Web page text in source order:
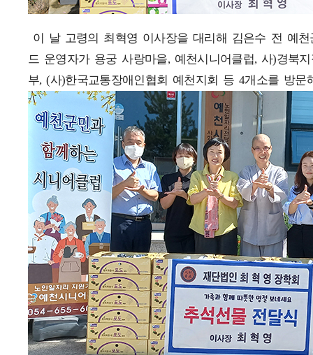
이 날 고령의 최혁영 이사장을 대리해 김은수 전 예
드 운영자가 용궁 사랑마을, 예천시니어클럽, 사)경북
부, (사)한국교통장애인협회 예천지회 등 4개소를 방문